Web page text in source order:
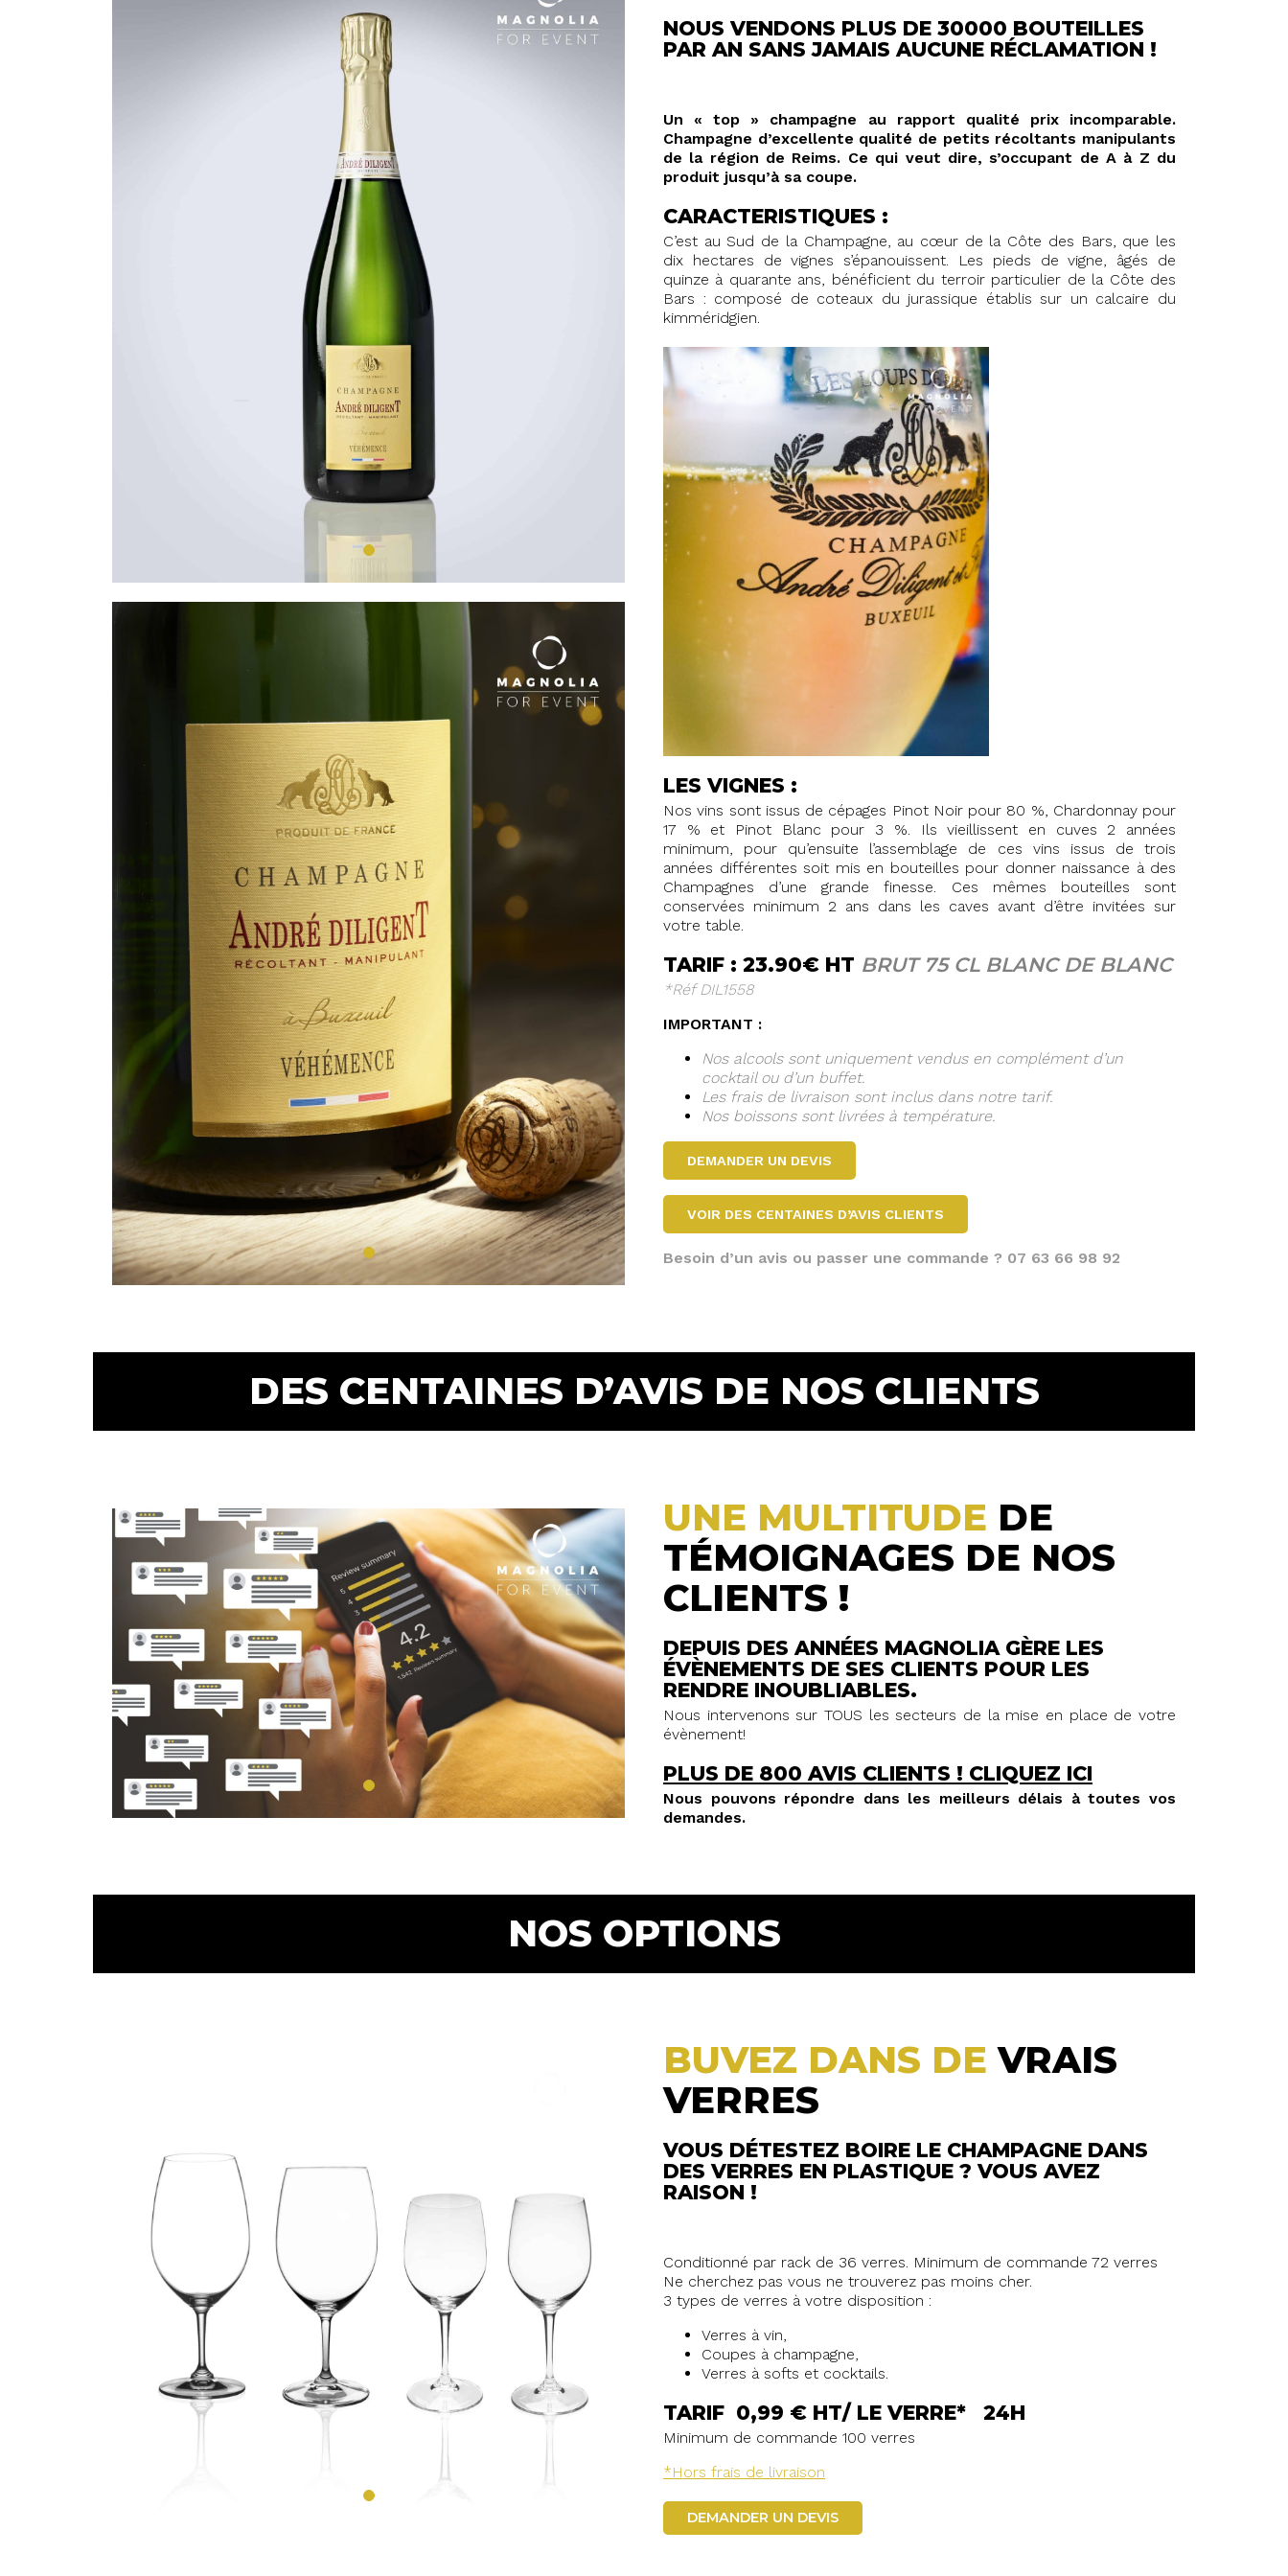
NOUS VENDONS PLUS DE 30000 BOUTEILLES
PAR AN SANS JAMAIS AUCUNE RÉCLAMATION !
Un « top » champagne au rapport qualité prix incomparable.
Champagne d’excellente qualité de petits récoltants manipulants
de la région de Reims. Ce qui veut dire, s’occupant de A à Z du
produit jusqu’à sa coupe.
CARACTERISTIQUES :
C’est au Sud de la Champagne, au cœur de la Côte des Bars, que les
dix hectares de vignes s’épanouissent. Les pieds de vigne, âgés de
quinze à quarante ans, bénéficient du terroir particulier de la Côte des
Bars : composé de coteaux du jurassique établis sur un calcaire du
kimméridgien.
LES VIGNES :
Nos vins sont issus de cépages Pinot Noir pour 80 %, Chardonnay pour
17 % et Pinot Blanc pour 3 %. Ils vieillissent en cuves 2 années
minimum, pour qu’ensuite l’assemblage de ces vins issus de trois
années différentes soit mis en bouteilles pour donner naissance à des
Champagnes d’une grande finesse. Ces mêmes bouteilles sont
conservées minimum 2 ans dans les caves avant d’être invitées sur
votre table.
TARIF : 23.90€ HT BRUT 75 CL BLANC DE BLANC
*Réf DIL1558
IMPORTANT :
Nos alcools sont uniquement vendus en complément d’un
cocktail ou d’un buffet.
Les frais de livraison sont inclus dans notre tarif.
Nos boissons sont livrées à température.
DEMANDER UN DEVIS
VOIR DES CENTAINES D’AVIS CLIENTS
Besoin d’un avis ou passer une commande ? 07 63 66 98 92
DES CENTAINES D’AVIS DE NOS CLIENTS
UNE MULTITUDE DE
TÉMOIGNAGES DE NOS
CLIENTS !
DEPUIS DES ANNÉES MAGNOLIA GÈRE LES
ÉVÈNEMENTS DE SES CLIENTS POUR LES
RENDRE INOUBLIABLES.
Nous intervenons sur TOUS les secteurs de la mise en place de votre
évènement!
PLUS DE 800 AVIS CLIENTS ! CLIQUEZ ICI
Nous pouvons répondre dans les meilleurs délais à toutes vos
demandes.
NOS OPTIONS
BUVEZ DANS DEVRAIS
VERRES
VOUS DÉTESTEZ BOIRE LE CHAMPAGNE DANS
DES VERRES EN PLASTIQUE ? VOUS AVEZ
RAISON !
Conditionné par rack de 36 verres. Minimum de commande 72 verres
Ne cherchez pas vous ne trouverez pas moins cher.
3 types de verres à votre disposition :
Verres à vin,
Coupes à champagne,
Verres à softs et cocktails.
TARIF 0,99 € HT/ LE VERRE* 24H
Minimum de commande 100 verres
*Hors frais de livraison
DEMANDER UN DEVIS